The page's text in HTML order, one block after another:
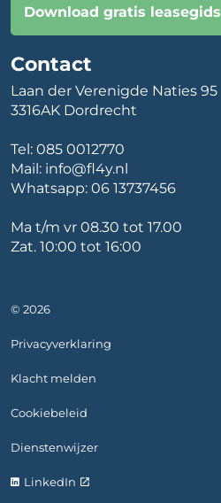
Download gratis leasegids
Contact
Laan der Verenigde Naties 95
3316AK Dordrecht
Tel: 085 0012770
Mail: info@fl4y.nl
Whatsapp: 06 13737456
Ma t/m vr 08.30 tot 17.00
Zat. 10:00 tot 16:00
© 2026
Privacyverklaring
Klacht melden
Cookiebeleid
Dienstenwijzer
LinkedIn